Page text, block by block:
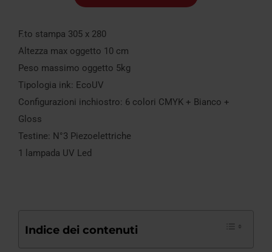
F.to stampa 305 x 280
Altezza max oggetto 10 cm
Peso massimo oggetto 5kg
Tipologia ink: EcoUV
Configurazioni inchiostro: 6 colori CMYK + Bianco +
Gloss
Testine: N°3 Piezoelettriche
1 lampada UV Led
Indice dei contenuti